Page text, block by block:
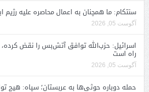
سنتکام: ما همچنان به اعمال محاصره علیه رژیم
آگوست 05, 2026
اسرائیل: حزب‌الله توافق آتش‌بس را نقض کرده،
راه است
آگوست 05, 2026
حمله دوباره حوثی‌ها به عربستان؛ سپاه: هیچ